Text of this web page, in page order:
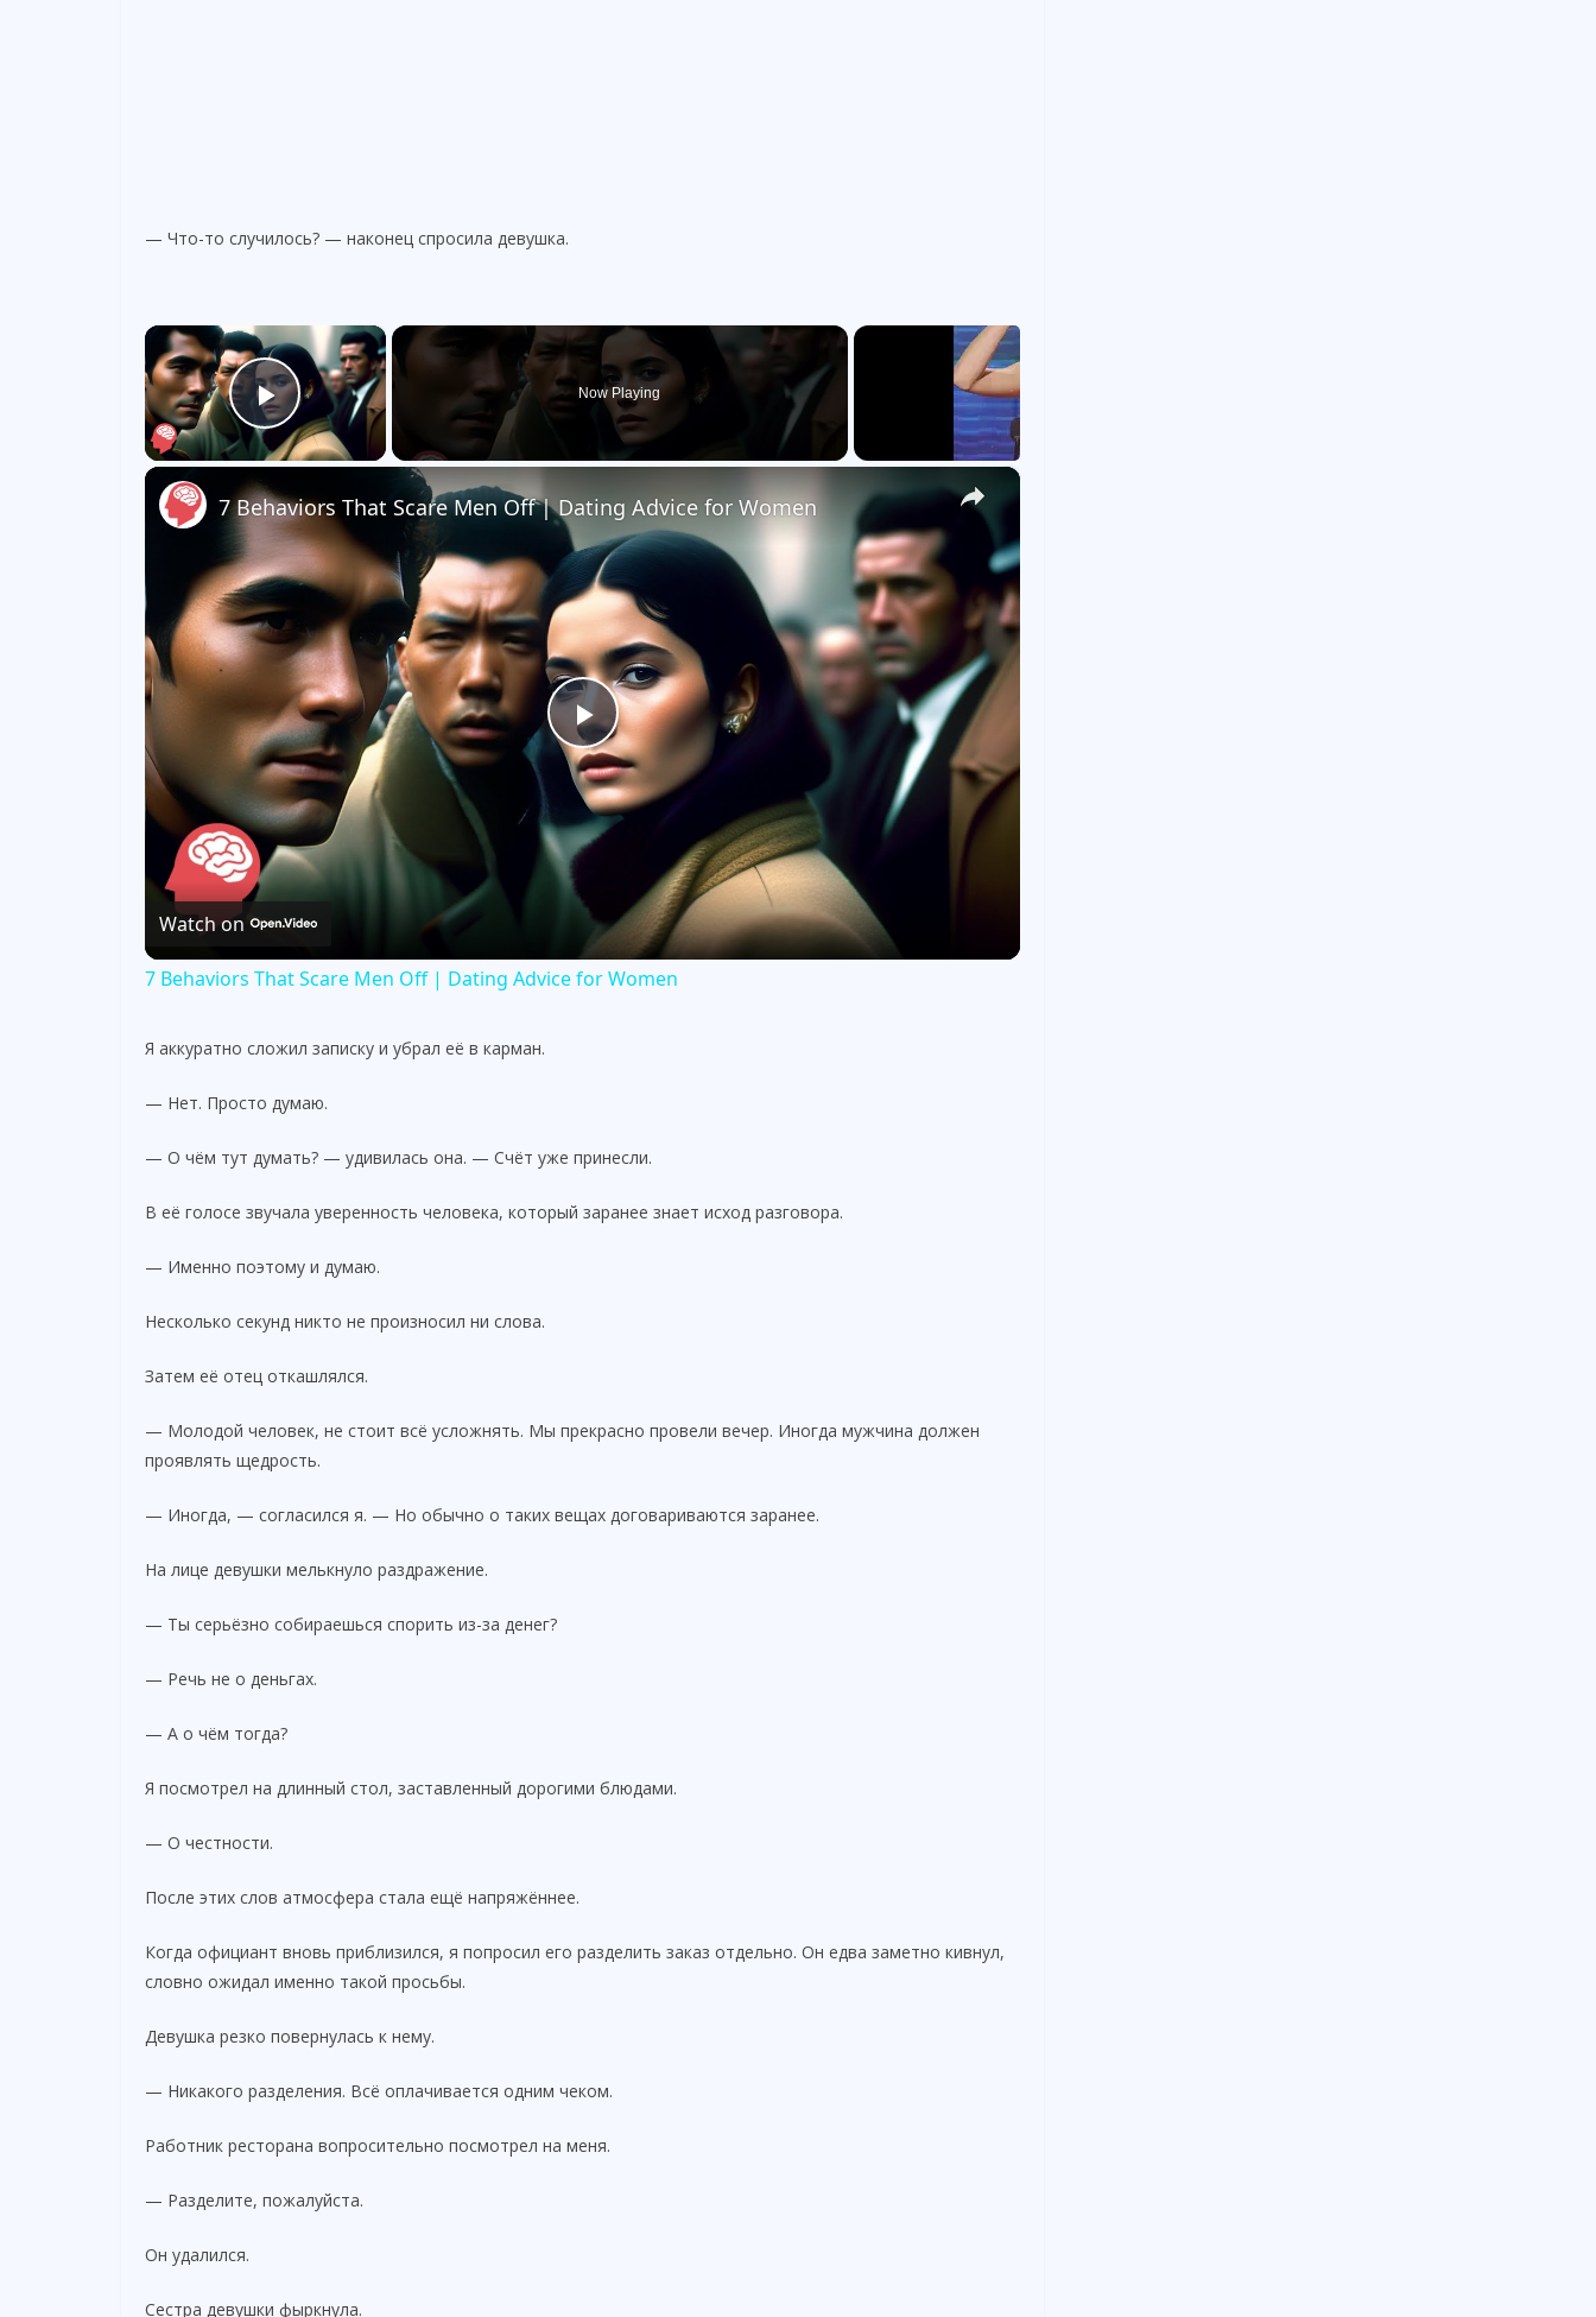
— Что-то случилось? — наконец спросила девушка.
×
Play Video
Now Playing
×
P
l
y
d
7 Behaviors That Scare Men Off | Dating Advice for Women
Watch on
7 Behaviors That Scare Men Off | Dating Advice for Women
Я аккуратно сложил записку и убрал её в карман.
— Нет. Просто думаю.
— О чём тут думать? — удивилась она. — Счёт уже принесли.
В её голосе звучала уверенность человека, который заранее знает исход разговора.
— Именно поэтому и думаю.
Несколько секунд никто не произносил ни слова.
Затем её отец откашлялся.
— Молодой человек, не стоит всё усложнять. Мы прекрасно провели вечер. Иногда мужчина должен
проявлять щедрость.
— Иногда, — согласился я. — Но обычно о таких вещах договариваются заранее.
На лице девушки мелькнуло раздражение.
— Ты серьёзно собираешься спорить из-за денег?
— Речь не о деньгах.
— А о чём тогда?
Я посмотрел на длинный стол, заставленный дорогими блюдами.
— О честности.
После этих слов атмосфера стала ещё напряжённее.
Когда официант вновь приблизился, я попросил его разделить заказ отдельно. Он едва заметно кивнул,
словно ожидал именно такой просьбы.
Девушка резко повернулась к нему.
— Никакого разделения. Всё оплачивается одним чеком.
Работник ресторана вопросительно посмотрел на меня.
— Разделите, пожалуйста.
Он удалился.
Сестра девушки фыркнула.